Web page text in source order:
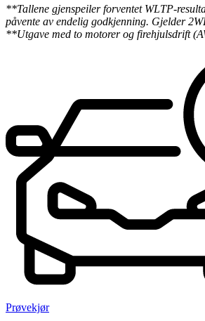
**Tallene gjenspeiler forventet WLTP-
påvente av endelig godkjenning. Gjelder
**Utgave med to motorer og firehjulsdrift
Prøvekjør